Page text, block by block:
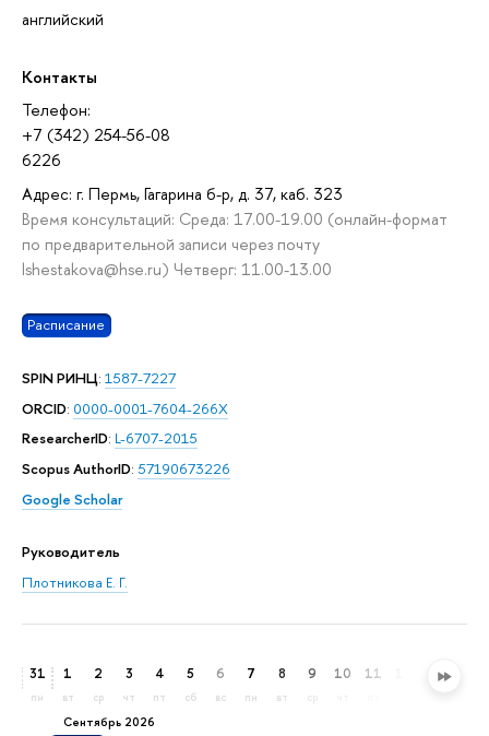
английский
Контакты
Телефон:
+7 (342) 254-56-08
6226
Адрес: г. Пермь, Гагарина б-р, д. 37, каб. 323
Время консультаций: Среда: 17.00-19.00 (онлайн-формат
по предварительной записи через почту
lshestakova@hse.ru) Четверг: 11.00-13.00
Расписание
SPIN РИНЦ: 1587-7227
ORCID: 0000-0001-7604-266X
ResearcherID: L-6707-2015
Scopus AuthorID: 57190673226
Google Scholar
Руководитель
Плотникова Е. Г.
31
пн
сентябрь 2026
1
вт
2
ср
3
чт
4
пт
5
сб
6
вс
7
пн
8
вт
9 10 11 13